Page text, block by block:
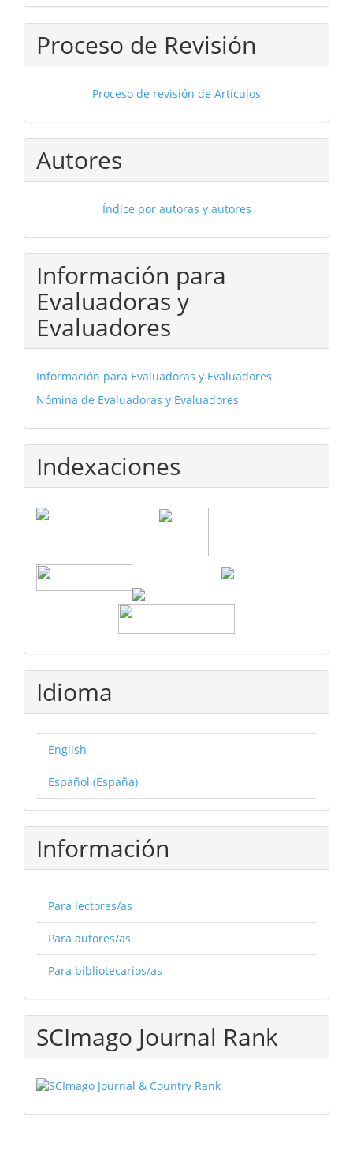
Proceso de Revisión
Proceso de revisión de Artículos
Autores
Índice por autoras y autores
Información para
Evaluadoras y
Evaluadores
Información para Evaluadoras y Evaluadores
Nómina de Evaluadoras y Evaluadores
Indexaciones
Idioma
English
Español (España)
Información
Para lectores/as
Para autores/as
Para bibliotecarios/as
SCImago Journal Rank